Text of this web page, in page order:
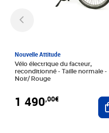
Nouvelle Attitude
Vélo électrique du facteur,
reconditionné - Taille normale -
Noir/ Rouge
1 490,00€